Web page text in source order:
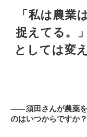
「私は農業
捉えてる。
としては変
―― 須田さんが農薬
のはいつからですか？